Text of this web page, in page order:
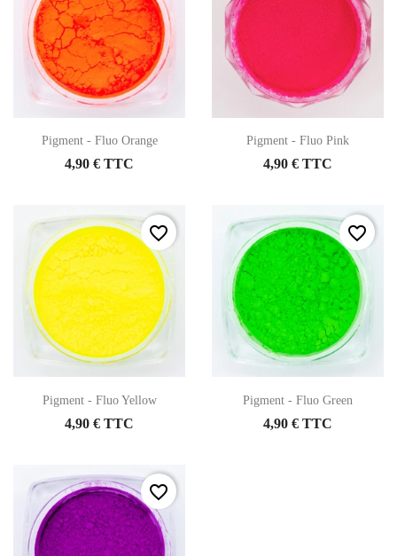
Pigment - Fluo Orange
4,90 € TTC
Pigment - Fluo Pink
4,90 € TTC
Pigment - Fluo Yellow
4,90 € TTC
favorite_border
Pigment - Fluo Green
4,90 € TTC
favorite_border
favorite_border